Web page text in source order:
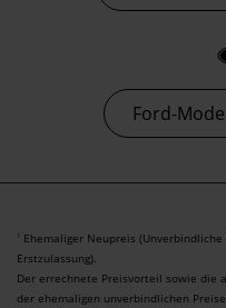
Ford-
1 Ehemaliger Neupreis
Erstzulassung).
Der errechnete Preisvorteil sowie die
der ehemaligen unverbindlichen